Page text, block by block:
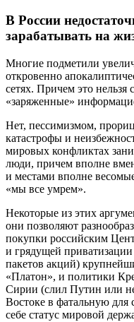
В России
зарабатывать на
Многие подметили
откровенно
сетях. Причем это нельзя
«заряженные»
Нет, пессимизмом,
катастрофы и
мировых конфликтах
люди, причем вполне
и местами вполне
«мы все умрем».
Некоторые из этих
они позволяют
покупки российским
и грядущей
пакетов акций)
«Платон», и политики
Сирии (слил Путин или
Востоке в фатальную для
себе статус мировой